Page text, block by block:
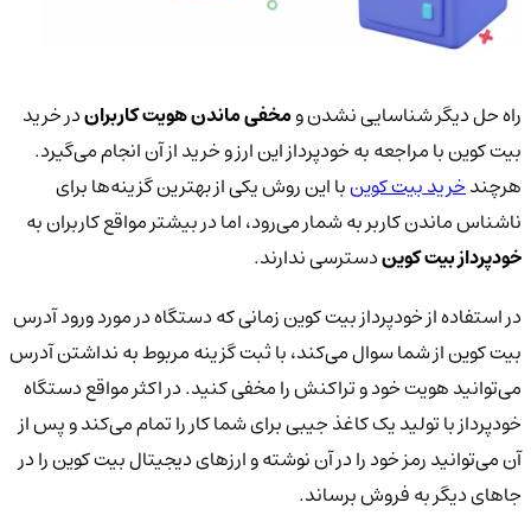
راه حل دیگر شناسایی نشدن ومخفی ماندن هویت کاربراندر خرید
بیت کوین با مراجعه به خودپرداز این ارز و خرید از آن انجام می‌گیرد.
هرچندخرید بیت کوینبا این روش یکی از بهترین گزینه‌ها برای
ناشناس ماندن کاربر به شمار می‌رود، اما در بیشتر مواقع کاربران به
خودپرداز بیت کویندسترسی ندارند.
در استفاده از خودپرداز بیت کوین زمانی که دستگاه در مورد ورود آدرس
بیت کوین از شما سوال می‌کند، با ثبت گزینه مربوط به نداشتن آدرس
می‌توانید هویت خود و تراکنش را مخفی کنید. در اکثر مواقع دستگاه
خودپرداز با تولید یک کاغذ جیبی برای شما کار را تمام می‌کند و پس از
آن می‌توانید رمز خود را در آن نوشته و ارزهای دیجیتال بیت کوین را در
جاهای دیگر به فروش برساند.